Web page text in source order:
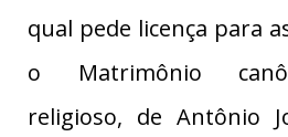
qual pede licença para
o Matrimônio
religioso, de Antônio